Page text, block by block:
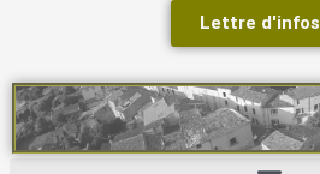
Lettre d'infos